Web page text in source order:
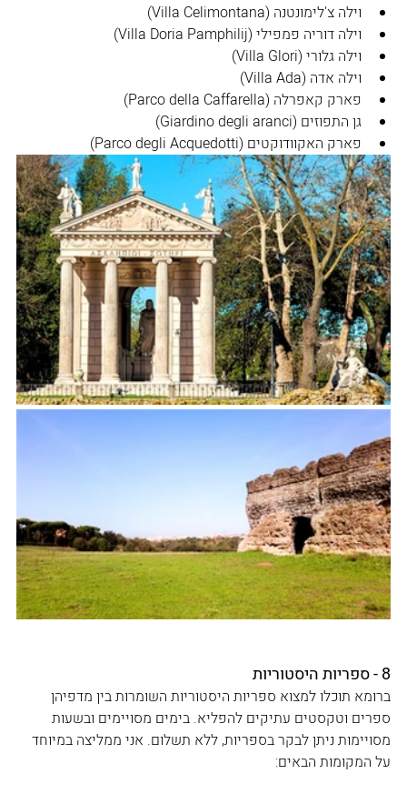
וילה צ'לימונטנה (Villa Celimontana)
וילה דוריה פמפילי (Villa Doria Pamphilij)
וילה גלורי (Villa Glori)
וילה אדה (Villa Ada)
פארק קאפרלה (Parco della Caffarella)
גן התפוזים (Giardino degli aranci)
פארק האקוודוקטים (Parco degli Acquedotti)
8 - ספריות היסטוריות
ברומא תוכלו למצוא ספריות היסטוריות השומרות בין מדפיהן
ספרים וטקסטים עתיקים להפליא. בימים מסויימים ובשעות
מסויימות ניתן לבקר בספריות, ללא תשלום. אני ממליצה במיוחד
על המקומות הבאים: